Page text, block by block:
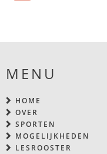
MENU
HOME
OVER
SPORTEN
MOGELIJKHEDEN
LESROOSTER